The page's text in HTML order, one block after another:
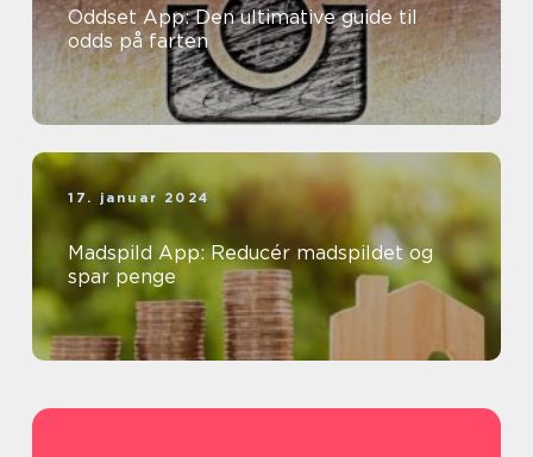
Oddset App: Den ultimative guide til
odds på farten
17. januar 2024
Madspild App: Reducér madspildet og
spar penge